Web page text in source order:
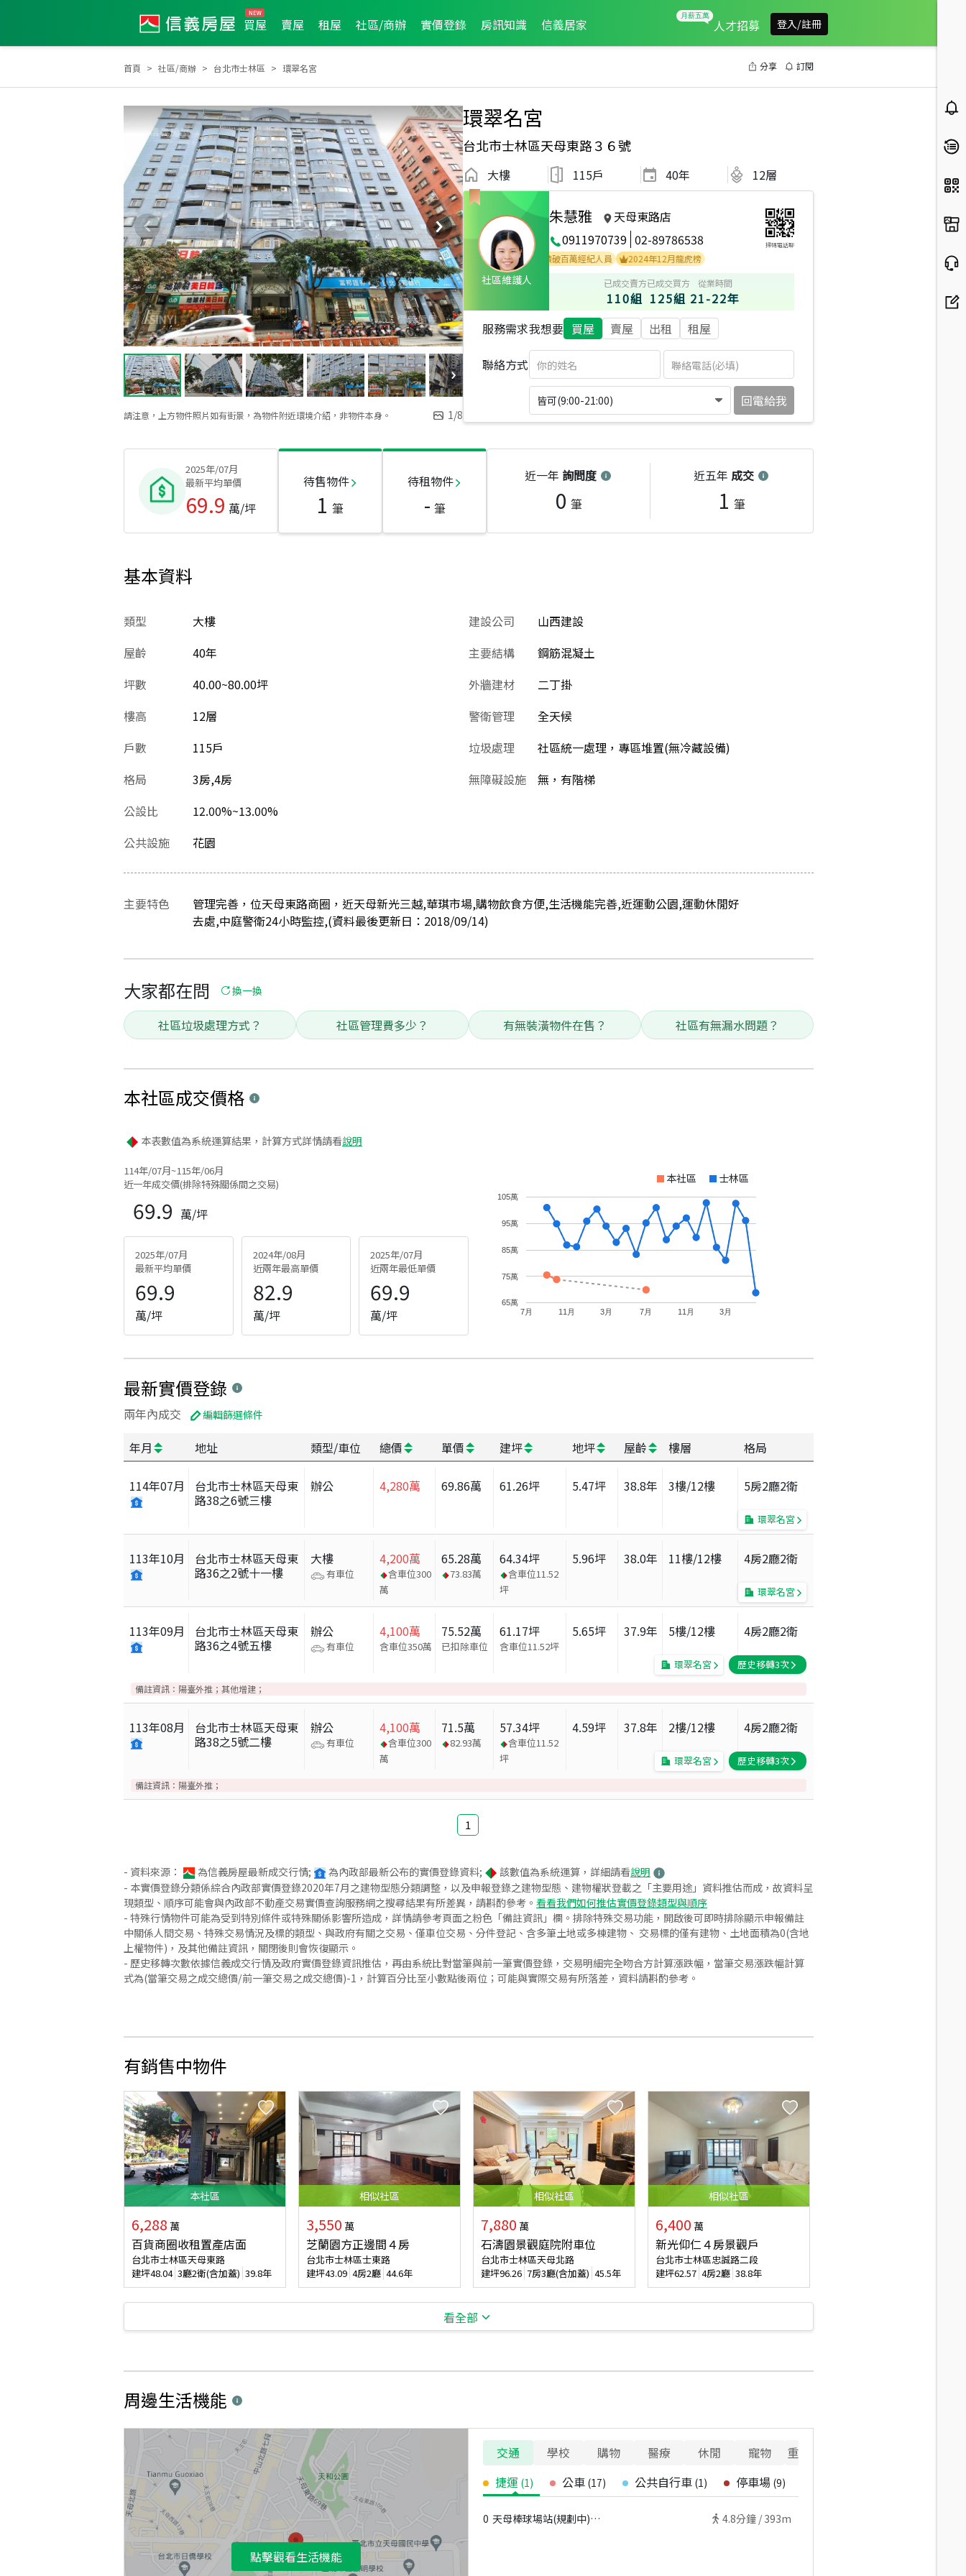
買屋 賣屋 租屋 社區/商辦 實價登錄 房訊知識 信義居家 人才招募 登入/註冊
首頁 社區/商辦 台北市士林區 環翠名宮 分享 訂閱
請注意，上方物件照片如有街景，為物件附近環境介紹，非物件本身。 1/8
環翠名宮
台北市士林區天母東路３６號
大樓 115戶 40年 12層
社區維護人
朱慧雅
天母東路店
0911970739 02-89786538 掃碼電話聊
2025年6月區業績TOP2 2024年12月區成件TOP2 2025年6月業績破百萬經紀人員 2024年3月業績破百萬經紀人員
2024年12月龍虎榜
已成交賣方
110組
已成交買方
125組
從業時間
21-22年
服務需求我想要 買屋 賣屋 出租 租屋
聯絡方式
皆可(9:00-21:00) 回電給我
2025年/07月
最新平均單價
69.9 萬/坪
待售物件
1 筆
待租物件
- 筆
近一年 詢問度
0 筆
近五年 成交
1 筆
基本資料
類型
大樓
屋齡
40年
坪數
40.00~80.00坪
樓高
12層
戶數
115戶
格局
3房,4房
公設比
12.00%~13.00%
建設公司
山西建設
主要結構
鋼筋混凝土
外牆建材
二丁掛
警衛管理
全天候
垃圾處理
社區統一處理，專區堆置(無冷藏設備)
無障礙設施
無，有階梯
公共設施 花園
主要特色
管理完善，位天母東路商圈，近天母新光三越,華琪市場,購物飲食方便,生活機能完善,近運動公園,運動休閒好
去處,中庭警衛24小時監控,(資料最後更新日：2018/09/14)
大家都在問 換一換
社區垃圾處理方式？ 社區管理費多少？ 有無裝潢物件在售？ 社區有無漏水問題？
本社區成交價格
本表數值為系統運算結果，計算方式詳情請看說明
114年/07月~115年/06月
近一年成交價(排除特殊關係間之交易)
69.9 萬/坪
2025年/07月
最新平均單價
69.9
萬/坪
2024年/08月
近兩年最高單價
82.9
萬/坪
2025年/07月
近兩年最低單價
69.9
萬/坪
本社區 士林區
7月 11月 3月 7月 11月 3月
65萬
75萬
85萬
95萬
105萬
最新實價登錄
兩年內成交 編輯篩選條件
年月 地址 類型/車位 總價 單價 建坪 地坪 屋齡 樓層 格局
114年07月
台北市士林區天母東
路38之6號三樓
辦公 4,280萬 69.86萬 61.26坪 5.47坪 38.8年 3樓/12樓 5房2廳2衛
環翠名宮
113年10月
台北市士林區天母東
路36之2號十一樓
大樓
有車位
4,200萬
含車位300
萬
65.28萬
73.83萬
64.34坪
含車位11.52
坪
5.96坪 38.0年 11樓/12樓 4房2廳2衛
環翠名宮
113年09月
台北市士林區天母東
路36之4號五樓
辦公
有車位
4,100萬
含車位350萬
75.52萬
已扣除車位
61.17坪
含車位11.52坪
5.65坪 37.9年 5樓/12樓 4房2廳2衛
環翠名宮 歷史移轉3次
備註資訊： 陽臺外推；其他增建；
113年08月
台北市士林區天母東
路38之5號二樓
辦公
有車位
4,100萬
含車位300
萬
71.5萬
82.93萬
57.34坪
含車位11.52
坪
4.59坪 37.8年 2樓/12樓 4房2廳2衛
環翠名宮 歷史移轉3次
備註資訊： 陽臺外推；
1
- 資料來源： 為信義房屋最新成交行情; 為內政部最新公布的實價登錄資料; 該數值為系統運算，詳細請看說明
- 本實價登錄分類係綜合內政部實價登錄2020年7月之建物型態分類調整，以及申報登錄之建物型態、建物權狀登載之「主要用途」資料推估而成，故資料呈
現類型、順序可能會與內政部不動產交易實價查詢服務網之搜尋結果有所差異，請斟酌參考。 看看我們如何推估實價登錄類型與順序
- 特殊行情物件可能為受到特別條件或特殊關係影響所造成，詳情請參考頁面之粉色「備註資訊」欄。排除特殊交易功能，開啟後可即時排除顯示申報備註
中關係人間交易、特殊交易情況及標的類型、與政府有關之交易、僅車位交易、分件登記、含多筆土地或多棟建物、 交易標的僅有建物、土地面積為0(含地
上權物件)，及其他備註資訊，關閉後則會恢復顯示。
- 歷史移轉次數依據信義成交行情及政府實價登錄資訊推估，再由系統比對當筆與前一筆實價登錄，交易明細完全吻合方計算漲跌幅，當筆交易漲跌幅計算
式為(當筆交易之成交總價/前一筆交易之成交總價)-1，計算百分比至小數點後兩位；可能與實際交易有所落差，資料請斟酌參考。
有銷售中物件
本社區
6,288 萬
百貨商圈收租置產店面
台北市士林區天母東路
建坪48.04 3廳2衛(含加蓋) 39.8年
相似社區
3,550 萬
芝蘭園方正邊間４房
台北市士林區士東路
建坪43.09 4房2廳 44.6年
相似社區
7,880 萬
石濤園景觀庭院附車位
台北市士林區天母北路
建坪96.26 7房3廳(含加蓋) 45.5年
相似社區
6,400 萬
新光仰仁４房景觀戶
台北市士林區忠誠路二段
建坪62.57 4房2廳 38.8年
看全部
周邊生活機能
點擊觀看生活機能
交通 學校 購物 醫療 休閒 寵物
重要設施
捷運 (1) 公車 (17) 公共自行車 (1) 停車場 (9)
0 天母棒球場站(規劃中) - 出口 4.8分鐘 / 393m